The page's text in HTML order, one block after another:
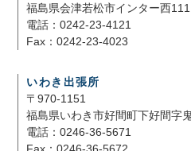
福島県会津若松市インター西111
電話：0242-23-4121
Fax：0242-23-4023
いわき出張所
〒970-1151
福島県いわき市好間町下好間字
電話：0246-36-5671
Fax：0246-36-5672